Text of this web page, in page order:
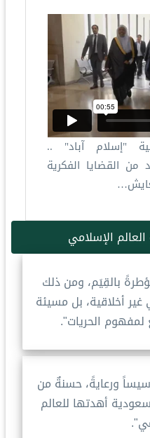
"إسلام آباد" ..
من القضايا الفكرية
الإسلامي
بالقِيَم، ومن ذلك
أخلاقية، بل مسيئة
لمفهوم الحريات".
ورعايةً، حسنةٌ من
أهدتها للعالم